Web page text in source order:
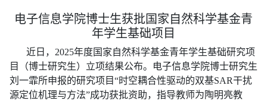
电子信息学院博士生获批国家自然科学基金青
年学生基础项目
近日，2025年度国家自然科学基金青年学生基础研究项
目（博士研究生）立项结果公布。电子信息学院博士研究生
刘一霏所申报的研究项目“时空耦合性驱动的双基SAR干扰
源定位机理与方法”成功获批资助，指导教师为陶明亮教